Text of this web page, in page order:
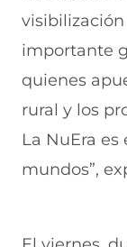
importante
quienes
rural y los
La NuEra
mundos”,